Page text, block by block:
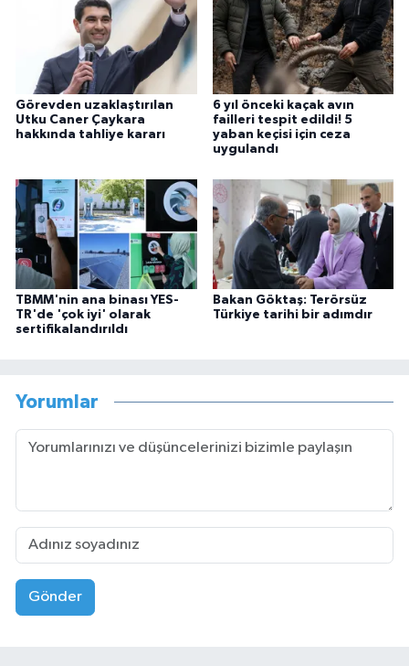
Görevden uzaklaştırılan
Utku Caner Çaykara
hakkında tahliye kararı
6 yıl önceki kaçak avın
failleri tespit edildi! 5
yaban keçisi için ceza
uygulandı
TBMM'nin ana binası YES-
TR'de 'çok iyi' olarak
sertifikalandırıldı
Bakan Göktaş: Terörsüz
Türkiye tarihi bir adımdır
Yorumlar
Gönder